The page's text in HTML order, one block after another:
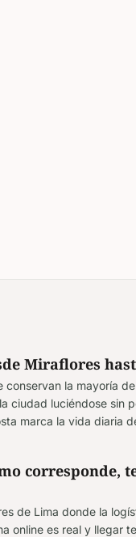
Miraflores
conservan la mayoría
ciudad luciéndose sin
marca la vida diaria
corresponde,
de Lima donde la
online es real y llegar